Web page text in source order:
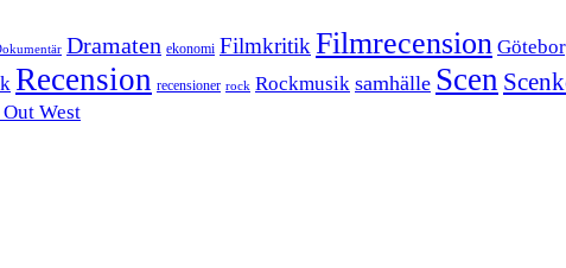
Dramaten ekonomi Filmkritik Filmrecension
Recension recensioner rock Rockmusik samhälle Scen
West